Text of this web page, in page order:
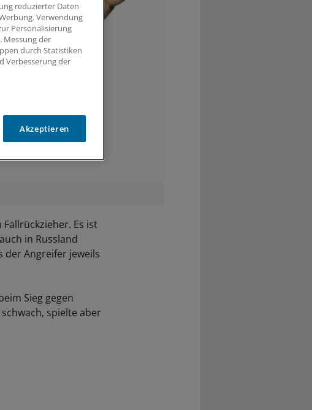
Es ist
in Russland
der Angreifer jeweils
Sieg gegen
spielte aber
reduzierter Daten
Verwendung
Personalisierung
Messung der
durch Statistiken
Verbesserung der
Akzeptieren